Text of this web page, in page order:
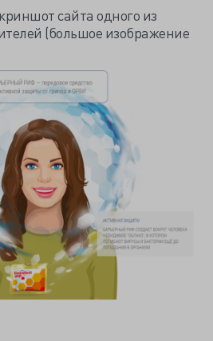
сайта одного из
(большое изображение